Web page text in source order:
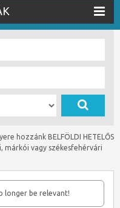
hozzánk BELFÖLDI HETELŐS
márkói vagy székesfehérvári
longer be relevant!